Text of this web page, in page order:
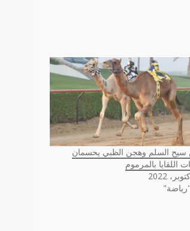
السلم وهجن الظبي يحسمان
اللقايا بالمرموم